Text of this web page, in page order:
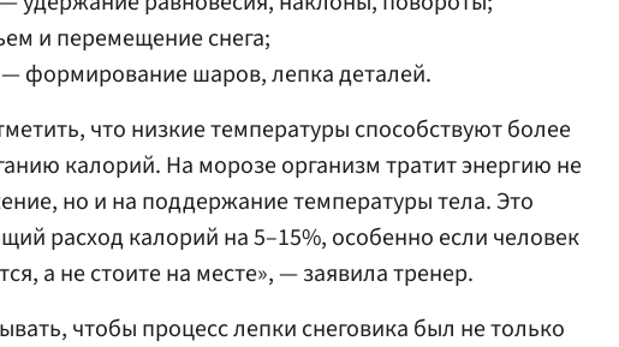
и перемещение снега;
формирование шаров, лепка деталей.
что низкие температуры способствуют более
калорий. На морозе организм тратит энергию не
но и на поддержание температуры тела. Это
расход калорий на 5–15%, особенно если человек
а не стоите на месте», — заявила тренер.
чтобы процесс лепки снеговика был не только